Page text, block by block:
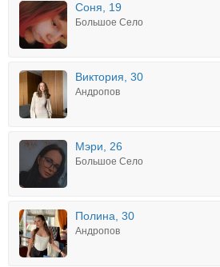
Соня, 19
Большое Село
Виктория, 30
Андропов
Мэри, 26
Большое Село
Полина, 30
Андропов